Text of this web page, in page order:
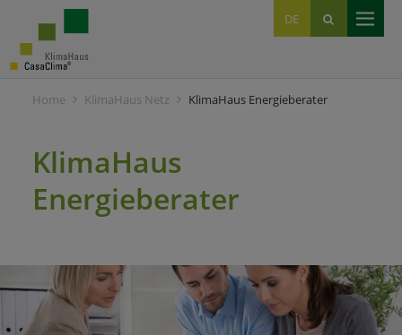
DE
IT
EN
Home KlimaHaus Netz KlimaHaus Energieberater
KlimaHaus
Energieberater